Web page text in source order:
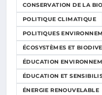
CONSERVATION DE LA
POLITIQUE CLIMATIQUE
POLITIQUES
ÉCOSYSTÈMES ET
ÉDUCATION
ÉDUCATION ET
ÉNERGIE RENOUVELABLE